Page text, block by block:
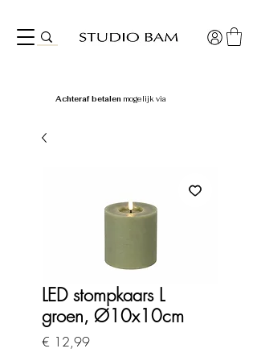
Achteraf betalen mogelijk via
LED stompkaars L
groen, Ø10x10cm
€ 12,99Prijs